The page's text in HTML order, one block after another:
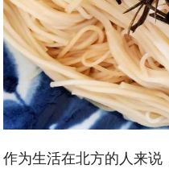
作为生活在北方的人来说